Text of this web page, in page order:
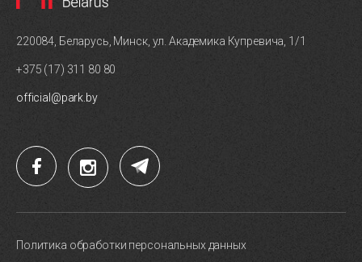
220084, Беларусь, Минск, ул. Академика Купревича, 1/1
+375 (17) 311 80 80
official@park.by
Политика обработки персональных данных